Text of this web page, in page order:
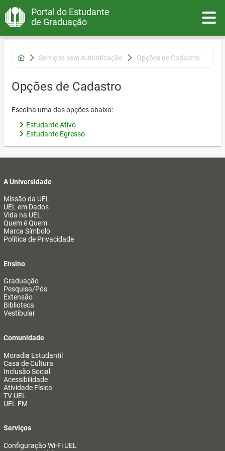
Portal do Estudante
de Graduação
Serviços sem Autenticação Opções de Cadastro
Opções de Cadastro
Escolha uma das opções abaixo:
Estudante Ativo
Estudante Egresso
A Universidade
Missão da UEL
UEL em Dados
Vida na UEL
Quem é Quem
Marca Símbolo
Política de Privacidade
Ensino
Graduação
Pesquisa/Pós
Extensão
Biblioteca
Vestibular
Comunidade
Moradia Estudantil
Casa de Cultura
Inclusão Social
Acessibilidade
Atividade Física
TV UEL
UEL FM
Serviços
Configuração Wi-Fi UEL